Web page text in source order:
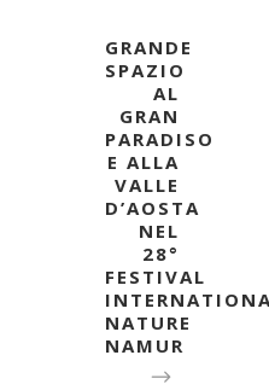
GRANDE
SPAZIO
AL
GRAN
PARADISO
E ALLA
VALLE
D’AOSTA
NEL
28°
FESTIVAL
NATURE
NAMUR